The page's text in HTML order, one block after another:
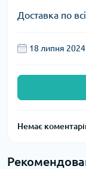
Доставка по
18 липня
Немає